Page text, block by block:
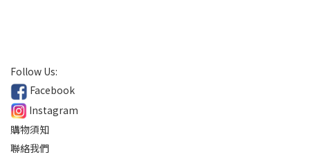
Follow Us:
Facebook
Instagram
購物須知
聯絡我們